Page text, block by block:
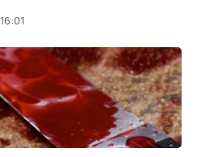
16:01